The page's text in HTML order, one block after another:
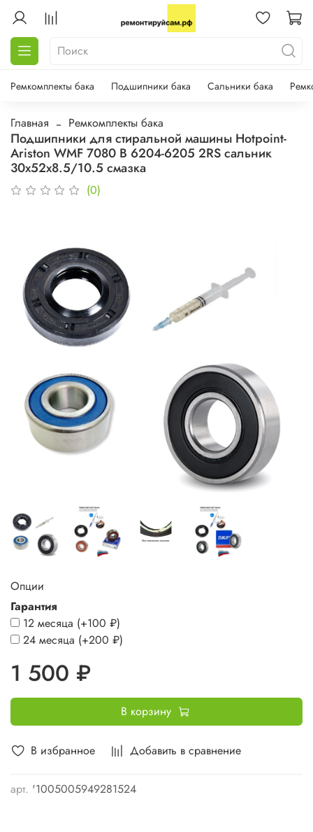
Ремкомплекты бака Подшипники бака Сальники бака
Главная Ремкомплекты бака
Подшипники для стиральной машины Hotpoint-
Ariston WMF 7080 B 6204-6205 2RS сальник
30х52х8.5/10.5 смазка
(0)
В избранное Добавить в сравнение
арт. '1005005949281524
Опции
Гарантия
12 месяца (+100 ₽)
24 месяца (+200 ₽)
1 500 ₽
В корзину